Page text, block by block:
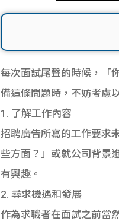
每次面試尾聲的時候，「
備這條問題時，不妨考慮
1. 了解工作內容
招聘廣告所寫的工作要求
些方面？」或就公司背景
有興趣。
2. 尋求機遇和發展
作為求職者在面試之前當